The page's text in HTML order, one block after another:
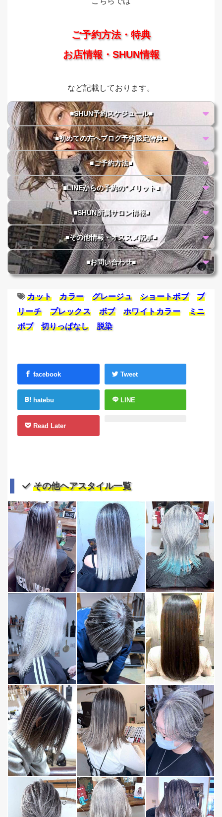
ご予約方法・特典
お店情報・SHUN情報
など記載しております。
■SHUN予約スケジュール■
■初めての方へブログ予約限定特典■
■ご予約方法■
■LINEからの予約の"メリット■
■SHUN所属サロン情報■
■その他情報・オススメ記事■
■お問い合わせ■
カット カラー グレージュ ショートボブ
ブ
リーチ
プレックス ボブ ホワイトカラー
ミニ
ボブ
切りっぱなし 脱染
facebook Tweet
hatebu LINE
Read Later
その他ヘアスタイル一覧